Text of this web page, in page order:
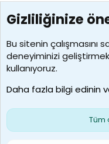
7388
Kullanıcılar
borabekirogluu
Son üye
Çerezler
Gizliliğinize
Bu sitenin çalışmasını
deneyiminizi
kullanıyoruz.
Daha fazla bilgi edinin
Tüm